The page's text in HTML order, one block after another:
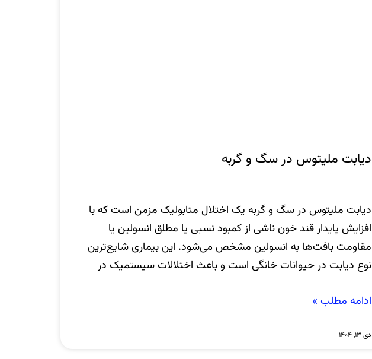
دیابت ملیتوس در سگ و گربه
دیابت ملیتوس در سگ و گربه یک اختلال متابولیک مزمن است که با
افزایش پایدار قند خون ناشی از کمبود نسبی یا مطلق انسولین یا
مقاومت بافت‌ها به انسولین مشخص می‌شود. این بیماری شایع‌ترین
نوع دیابت در حیوانات خانگی است و باعث اختلالات سیستمیک در
ادامه مطلب »
دی ۱۳, ۱۴۰۴